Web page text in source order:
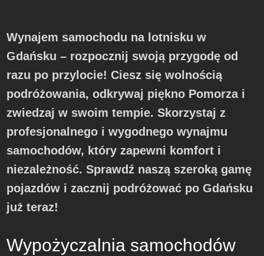
Wynajem samochodu na lotnisku w
Gdańsku – rozpocznij swoją przygodę od
razu po przylocie! Ciesz się wolnością
podróżowania, odkrywaj piękno Pomorza i
zwiedzaj w swoim tempie. Skorzystaj z
profesjonalnego i wygodnego wynajmu
samochodów, który zapewni komfort i
niezależność. Sprawdź naszą szeroką gamę
pojazdów i zacznij podróżować po Gdańsku
już teraz!
Wypożyczalnia samochodów